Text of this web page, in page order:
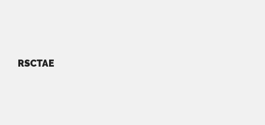
RSCTAE